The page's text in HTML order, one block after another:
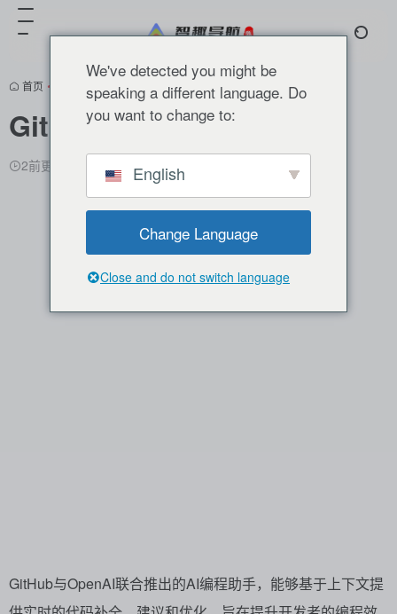
首页 • AI编程 正文
GitHub Copilot
2前更新 1,879,203
GitHub与OpenAI联合推出的AI编程助手，能够基于上下文提
We've detected you might be
speaking a different language. Do
you want to change to:
English
Change Language
Close and do not switch language